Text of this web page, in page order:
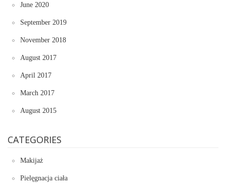
June 2020
September 2019
November 2018
August 2017
April 2017
March 2017
August 2015
CATEGORIES
Makijaż
Pielęgnacja ciała